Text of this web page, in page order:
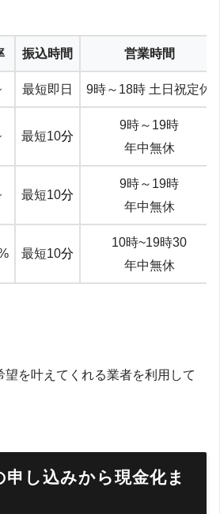
振込時間 営業時間
最短即日 9時～18時 土日祝定休
最短10分
9時～19時
年中無休
最短10分
9時～19時
年中無休
最短10分
10時~19時30
年中無休
を叶えてくれる業者を利用して
申し込みから現金化ま